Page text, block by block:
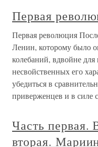
Первая
Первая революция
Ленин, которому было
колебаний, вдвойне
несвойственных его
убедиться в
приверженцев и в силе
Часть первая.
вторая.